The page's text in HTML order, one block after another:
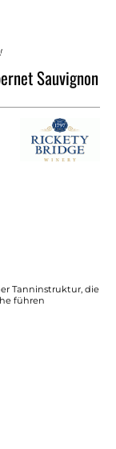
Sauvignon
Tanninstruktur, die
führen